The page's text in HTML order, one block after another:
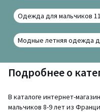
Одежда для мальчиков
Модные летняя одежда
Подробнее о
В каталоге интернет-
мальчиков 8-9 лет из